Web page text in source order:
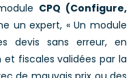
CPQ (Configure,
un expert, « Un module
devis sans erreur, en
fiscales validées par la